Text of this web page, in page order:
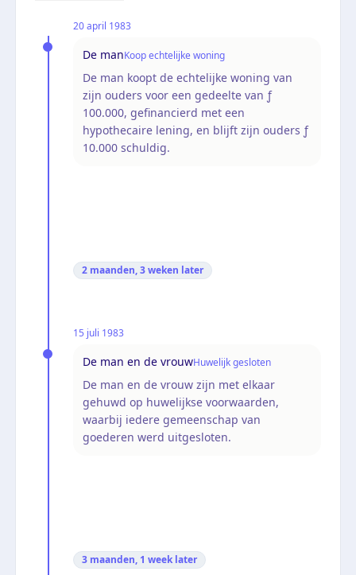
20 april 1983
De manKoop echtelijke woning
De man koopt de echtelijke woning van
zijn ouders voor een gedeelte van ƒ
100.000, gefinancierd met een
hypothecaire lening, en blijft zijn ouders ƒ
10.000 schuldig.
2 maanden, 3 weken later
15 juli 1983
De man en de vrouwHuwelijk gesloten
De man en de vrouw zijn met elkaar
gehuwd op huwelijkse voorwaarden,
waarbij iedere gemeenschap van
goederen werd uitgesloten.
3 maanden, 1 week later